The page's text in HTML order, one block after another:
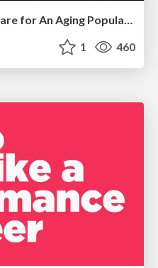
Leveraging Curiosity to Care for An Aging Population
1 460